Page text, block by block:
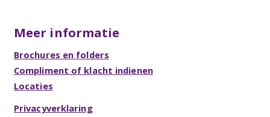
Meer informatie
Brochures en folders
Compliment of klacht indienen
Locaties
Privacyverklaring